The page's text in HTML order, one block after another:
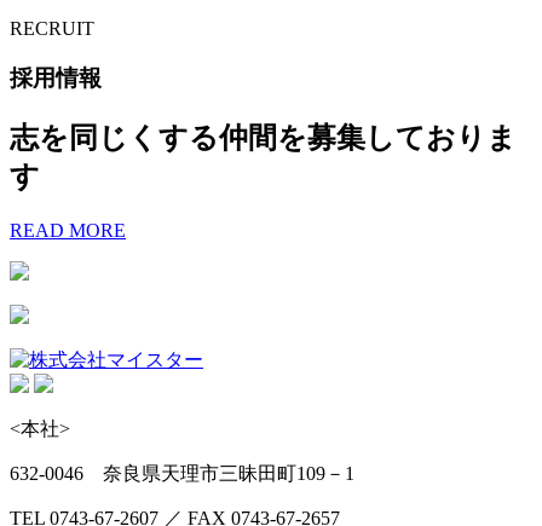
RECRUIT
採用情報
志を同じくする仲間を募集しておりま
す
READ MORE
<本社>
632-0046 奈良県天理市三昧田町109－1
TEL 0743-67-2607 ／ FAX 0743-67-2657